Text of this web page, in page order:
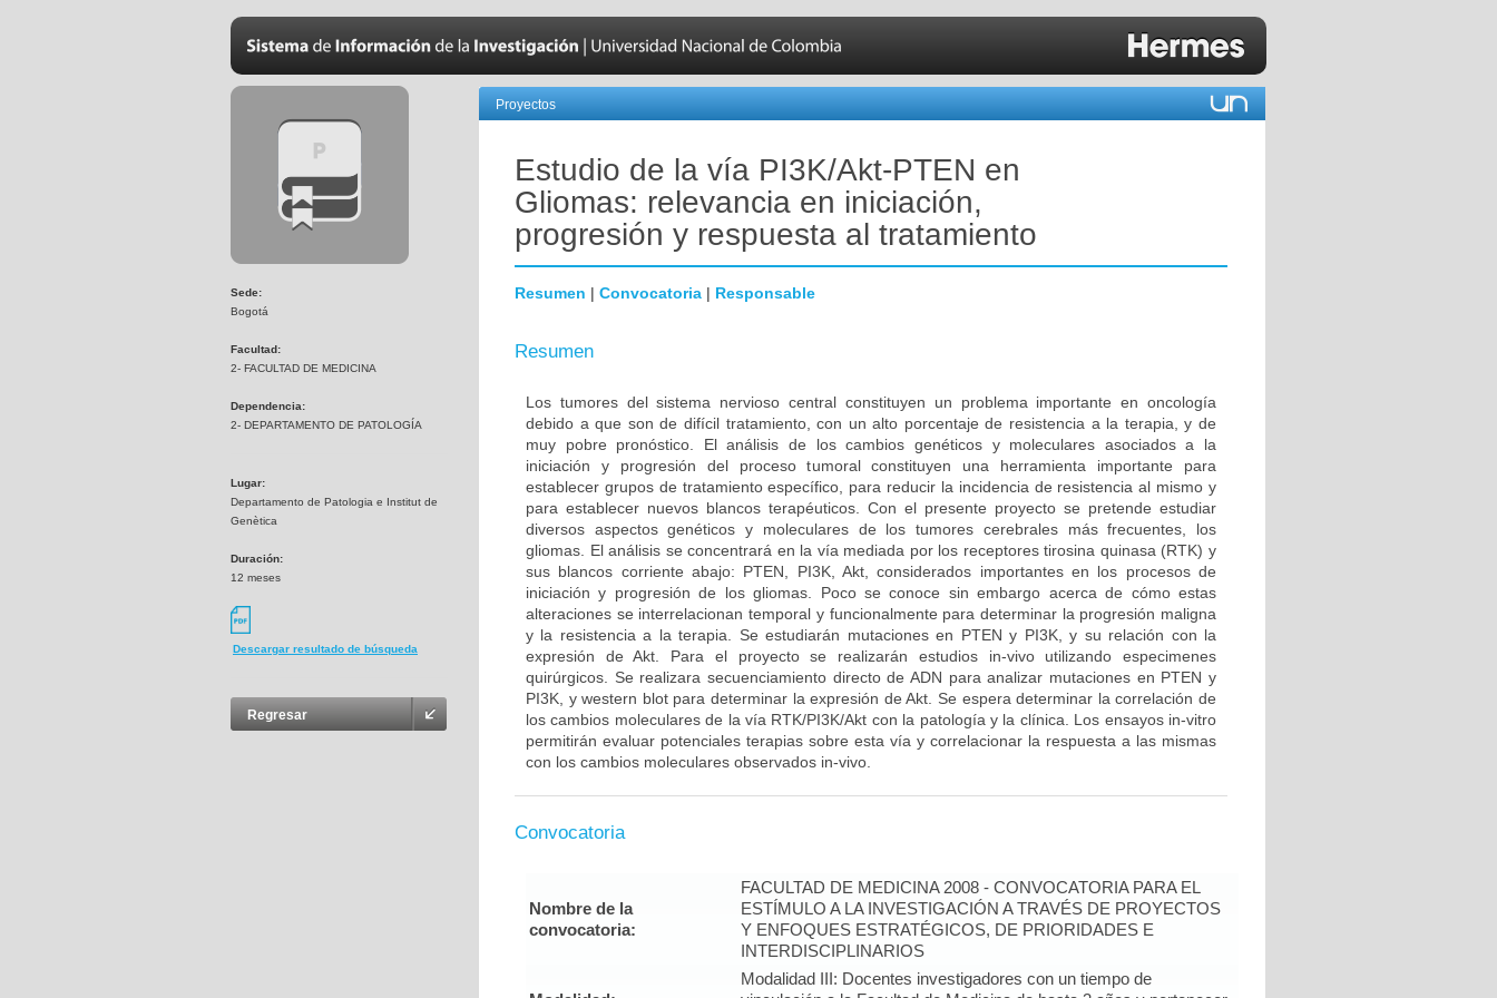
Sede:
Bogotá
Facultad:
2- FACULTAD DE MEDICINA
Dependencia:
2- DEPARTAMENTO DE PATOLOGÍA
Lugar:
Departamento de Patologia e Institut de
Genètica
Duración:
12 meses
Descargar resultado de búsqueda
Regresar
Proyectos
Estudio de la vía PI3K/Akt-PTEN en
Gliomas: relevancia en iniciación,
progresión y respuesta al tratamiento
Resumen | Convocatoria | Responsable
Resumen
Los tumores del sistema nervioso central constituyen un problema importante en oncología
debido a que son de difícil tratamiento, con un alto porcentaje de resistencia a la terapia, y de
muy pobre pronóstico. El análisis de los cambios genéticos y moleculares asociados a la
iniciación y progresión del proceso tumoral constituyen una herramienta importante para
establecer grupos de tratamiento específico, para reducir la incidencia de resistencia al mismo y
para establecer nuevos blancos terapéuticos. Con el presente proyecto se pretende estudiar
diversos aspectos genéticos y moleculares de los tumores cerebrales más frecuentes, los
gliomas. El análisis se concentrará en la vía mediada por los receptores tirosina quinasa (RTK) y
sus blancos corriente abajo: PTEN, PI3K, Akt, considerados importantes en los procesos de
iniciación y progresión de los gliomas. Poco se conoce sin embargo acerca de cómo estas
alteraciones se interrelacionan temporal y funcionalmente para determinar la progresión maligna
y la resistencia a la terapia. Se estudiarán mutaciones en PTEN y PI3K, y su relación con la
expresión de Akt. Para el proyecto se realizarán estudios in-vivo utilizando especimenes
quirúrgicos. Se realizara secuenciamiento directo de ADN para analizar mutaciones en PTEN y
PI3K, y western blot para determinar la expresión de Akt. Se espera determinar la correlación de
los cambios moleculares de la vía RTK/PI3K/Akt con la patología y la clínica. Los ensayos in-vitro
permitirán evaluar potenciales terapias sobre esta vía y correlacionar la respuesta a las mismas
con los cambios moleculares observados in-vivo.
Convocatoria
Nombre de la
convocatoria:
FACULTAD DE MEDICINA 2008 - CONVOCATORIA PARA EL
ESTÍMULO A LA INVESTIGACIÓN A TRAVÉS DE PROYECTOS
Y ENFOQUES ESTRATÉGICOS, DE PRIORIDADES E
INTERDISCIPLINARIOS
Modalidad III: Docentes investigadores con un tiempo de